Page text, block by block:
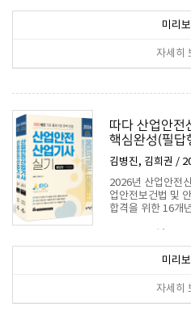
미리보
자세히
따다 산업안전
핵심완성(필답
김병진, 김희권 /
2026년 산업안전
업안전보건법 및
합격을 위한 16개
미리보
자세히